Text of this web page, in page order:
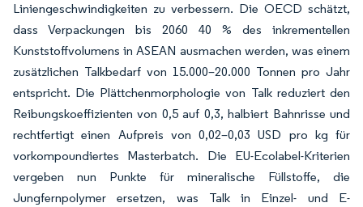
Liniengeschwindigkeiten zu verbessern. Die OECD schätzt,
dass Verpackungen bis 2060 40 % des inkrementellen
Kunststoffvolumens in ASEAN ausmachen werden, was einem
zusätzlichen Talkbedarf von 15.000–20.000 Tonnen pro Jahr
entspricht. Die Plättchenmorphologie von Talk reduziert den
Reibungskoeffizienten von 0,5 auf 0,3, halbiert Bahnrisse und
rechtfertigt einen Aufpreis von 0,02–0,03 USD pro kg für
vorkompoundiertes Masterbatch. Die EU-Ecolabel-Kriterien
vergeben nun Punkte für mineralische Füllstoffe, die
Jungfernpolymer ersetzen, was Talk in Einzel- und E-